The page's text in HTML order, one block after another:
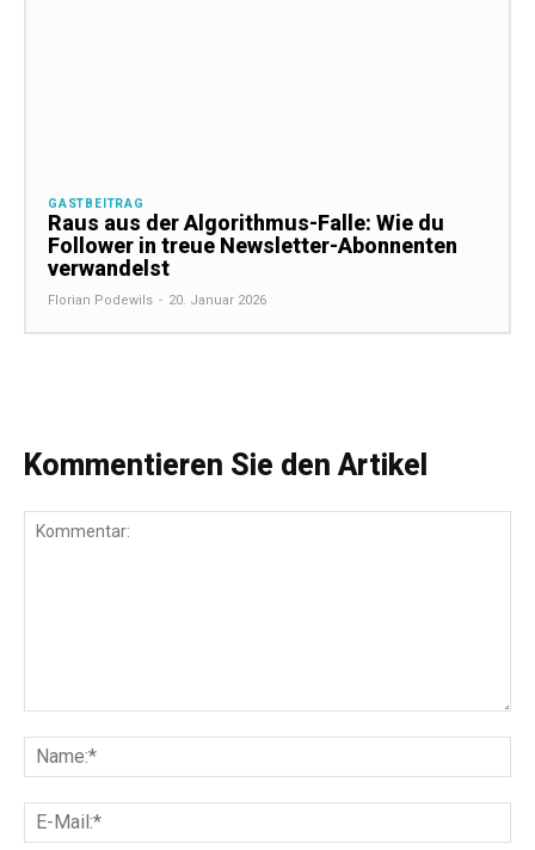
GASTBEITRAG
Raus aus der Algorithmus-Falle: Wie du
Follower in treue Newsletter-Abonnenten
verwandelst
Florian Podewils - 20. Januar 2026
Kommentieren Sie den Artikel